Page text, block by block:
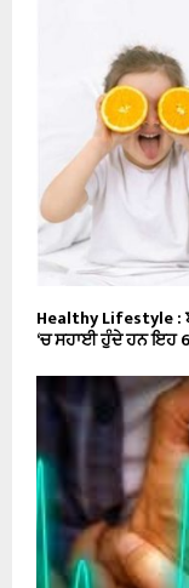
Healthy Lifestyle
‘ਚ ਸਹਾਈ ਹੁੰਦੇ ਹਨ ਇਹ